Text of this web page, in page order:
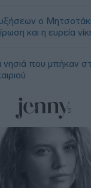
ο
και η ευρεία
νησιά που μπήκαν